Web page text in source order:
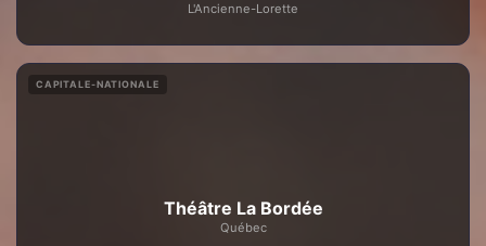
L'Ancienne-Lorette
CAPITALE-NATIONALE
Théâtre La Bordée
Québec